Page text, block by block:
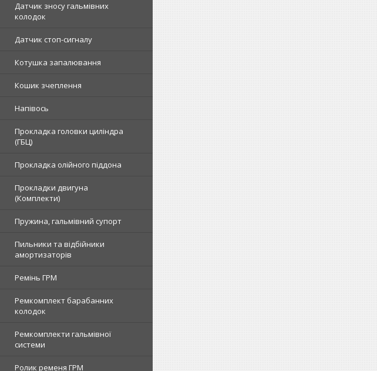
Датчик зносу гальмівних
колодок
Датчик стоп-сигналу
Котушка запалювання
Кошик зчеплення
Напівось
Прокладка головки циліндра
(ГБЦ)
Прокладка олійного піддона
Прокладки двигуна
(Комплекти)
Пружина, гальмівний супорт
Пильники та відбійники
амортизаторів
Ремінь ГРМ
Ремкомплект барабанних
колодок
Ремкомплекти гальмівної
системи
Ролик ременя ГРМ